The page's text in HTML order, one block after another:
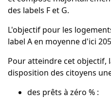
des labels F et G.
L'objectif pour les
label A en moyenne d'ici
Pour atteindre cet objectif,
disposition des citoyens
des prêts à zéro % :